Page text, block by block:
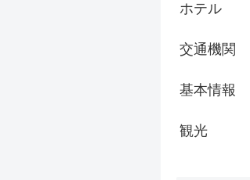
ホテル
交通機関
基本情報
観光